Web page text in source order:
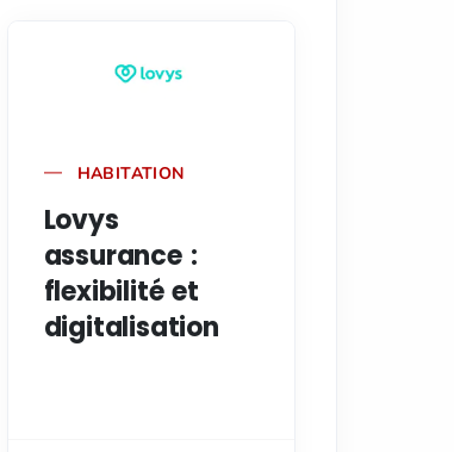
HABITATION
Lovys
assurance :
flexibilité et
digitalisation